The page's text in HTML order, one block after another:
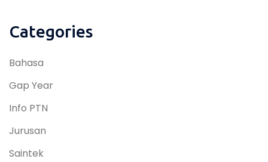
Categories
Bahasa
Gap Year
Info PTN
Jurusan
Saintek